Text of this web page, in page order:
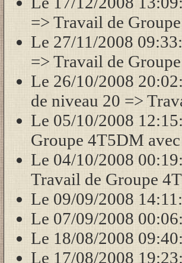
=> Travail de
Le 27/11/2008
=> Travail de
Le 26/10/2008
de niveau 20 =>
Le 05/10/2008
Groupe 4T5DM avec
Le 04/10/2008
Travail de Groupe
Le 09/09/2008
Le 07/09/2008
Le 18/08/2008
Le 17/08/2008